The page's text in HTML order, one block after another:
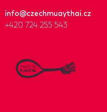
info@czechmuaythai.cz
+420 724 255 543